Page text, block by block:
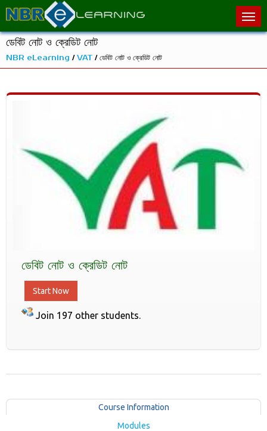
ডেবিট নোট ও ক্রেডিট নোট
NBR eLearning / VAT / ডেবিট নোট ও ক্রেডিট নোট
ডেবিট নোট ও ক্রেডিট নোট
Start Now
Join 197 other students.
Course Information
Modules